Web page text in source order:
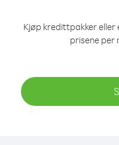
Kjøp kredittpakker eller
prisene per